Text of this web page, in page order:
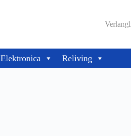
Elektronica Reliving